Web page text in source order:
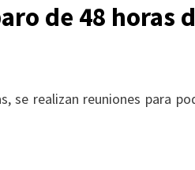
de 48 horas
se realizan reuniones para